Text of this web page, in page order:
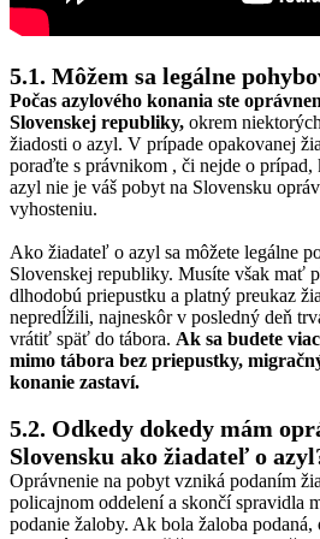
5.1. Môžem sa legálne
Počas azylového konania ste
Slovenskej republiky, okrem
žiadosti o azyl. V prípade opakovanej
poraďte s právnikom , či nejde o
azyl nie je váš pobyt na Slovensku
vyhosteniu.
Ako žiadateľ o azyl sa môžete legálne
Slovenskej republiky. Musíte však mať
dlhodobú priepustku a platný preukaz
nepredĺžili, najneskôr v posledný deň
vrátiť späť do tábora. Ak sa budete
mimo tábora bez priepustky,
konanie zastaví.
5.2. Odkedy dokedy mám
Slovensku ako žiadateľ o
Oprávnenie na pobyt vzniká podaním
policajnom oddelení a skončí spravidla
podanie žaloby. Ak bola žaloba